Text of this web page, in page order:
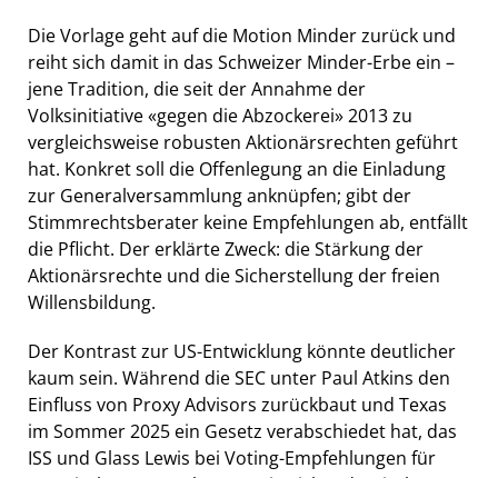
Die Vorlage geht auf die Motion Minder zurück und
reiht sich damit in das Schweizer Minder-Erbe ein –
jene Tradition, die seit der Annahme der
Volksinitiative «gegen die Abzockerei» 2013 zu
vergleichsweise robusten Aktionärsrechten geführt
hat. Konkret soll die Offenlegung an die Einladung
zur Generalversammlung anknüpfen; gibt der
Stimmrechtsberater keine Empfehlungen ab, entfällt
die Pflicht. Der erklärte Zweck: die Stärkung der
Aktionärsrechte und die Sicherstellung der freien
Willensbildung.
Der Kontrast zur US-Entwicklung könnte deutlicher
kaum sein. Während die SEC unter Paul Atkins den
Einfluss von Proxy Advisors zurückbaut und Texas
im Sommer 2025 ein Gesetz verabschiedet hat, das
ISS und Glass Lewis bei Voting-Empfehlungen für